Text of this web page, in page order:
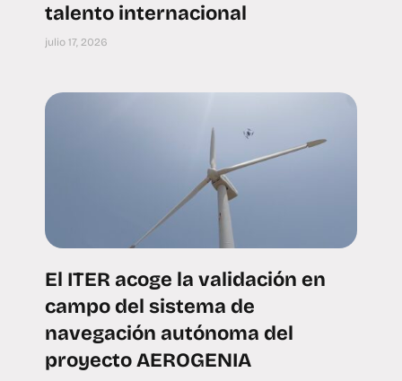
talento internacional
julio 17, 2026
El ITER acoge la validación en
campo del sistema de
navegación autónoma del
proyecto AEROGENIA